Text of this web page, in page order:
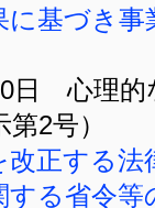
に基づき
日 心理的
2号）
正する
る省令